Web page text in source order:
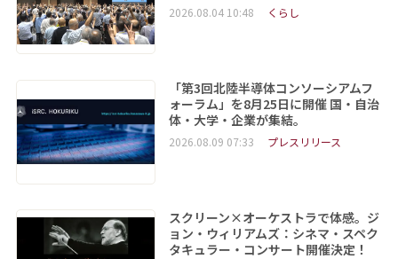
2026.08.04 10:48 くらし
「第3回北陸半導体コンソーシアムフ
ォーラム」を8月25日に開催 国・自治
体・大学・企業が集結。
2026.08.09 07:33 プレスリリース
スクリーン×オーケストラで体感。ジ
ョン・ウィリアムズ：シネマ・スペク
タキュラー・コンサート開催決定！